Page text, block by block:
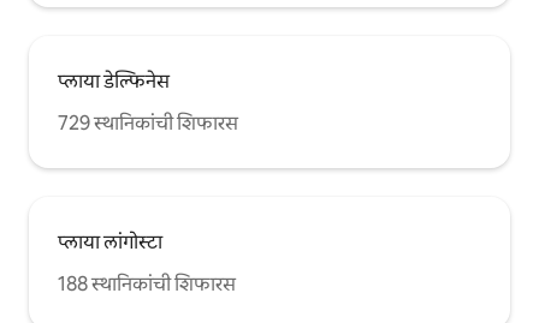
प्लाया डेल्फिनेस
729 स्थानिकांची शिफारस
प्लाया लांगोस्टा
188 स्थानिकांची शिफारस